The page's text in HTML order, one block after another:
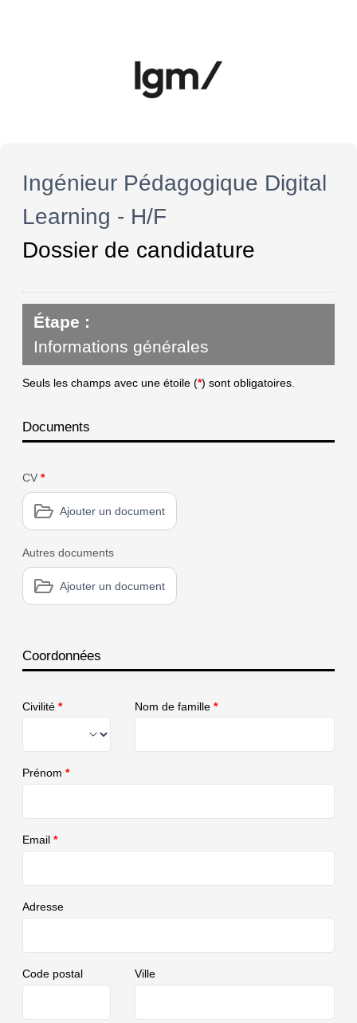
Ingénieur Pédagogique Digital
Learning - H/F
Dossier de candidature
Étape :
Informations générales
Seuls les champs avec une étoile (*) sont obligatoires.
Documents
CV *
Ajouter un document
Autres documents
Ajouter un document
Coordonnées
Civilité * Nom de famille *
Prénom *
Email *
Adresse
Code postal Ville